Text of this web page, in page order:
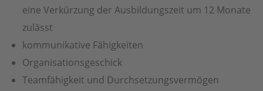
eine Verkürzung der Ausbildungszeit um 12 Monate
zulässt
kommunikative Fähigkeiten
Organisationsgeschick
Teamfähigkeit und Durchsetzungsvermögen